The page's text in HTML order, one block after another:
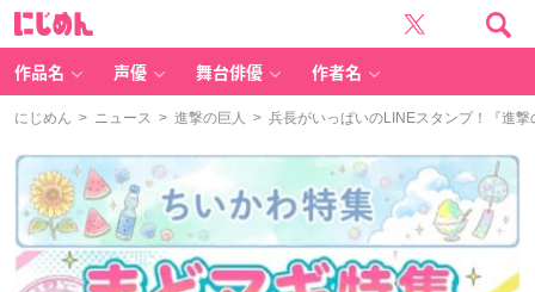
作品名 声優 舞台俳優 作者名
にじめん > ニュース > 進撃の巨人 > 兵長がいっぱいのLINEスタンプ！『進